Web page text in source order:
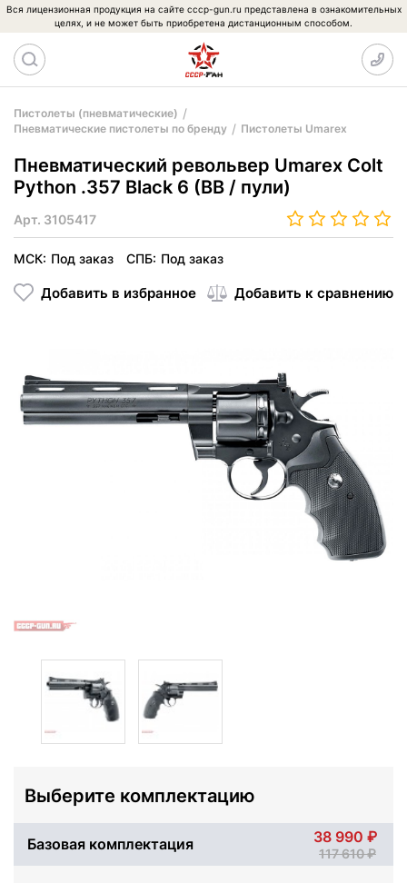
Вся лицензионная продукция на сайте cccp-gun.ru представлена в ознакомительных
целях, и не может быть приобретена дистанционным способом.
Пистолеты (пневматические)
Пневматические пистолеты по бренду
Пистолеты Umarex
Пневматический револьвер Umarex Colt
Python .357 Black 6 (BB / пули)
Арт. 3105417
МСК: Под заказ СПБ: Под заказ
Добавить в избранное Добавить к сравнению
Выберите комплектацию
Базовая комплектация 38 990
117 610